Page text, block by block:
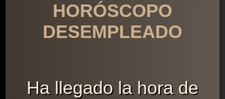
HORÓSCOPO
DESEMPLEADO
Ha llegado la hora de